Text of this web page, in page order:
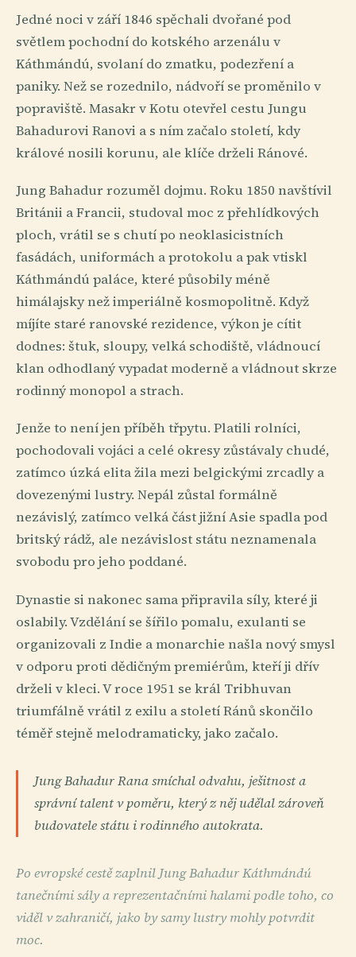
Jedné noci v září 1846 spěchali dvořané pod
světlem pochodní do kotského arzenálu v
Káthmándú, svolaní do zmatku, podezření a
paniky. Než se rozednilo, nádvoří se proměnilo v
popraviště. Masakr v Kotu otevřel cestu Jungu
Bahadurovi Ranovi a s ním začalo století, kdy
králové nosili korunu, ale klíče drželi Ránové.
Jung Bahadur rozuměl dojmu. Roku 1850 navštívil
Británii a Francii, studoval moc z přehlídkových
ploch, vrátil se s chutí po neoklasicistních
fasádách, uniformách a protokolu a pak vtiskl
Káthmándú paláce, které působily méně
himálajsky než imperiálně kosmopolitně. Když
míjíte staré ranovské rezidence, výkon je cítit
dodnes: štuk, sloupy, velká schodiště, vládnoucí
klan odhodlaný vypadat moderně a vládnout skrze
rodinný monopol a strach.
Jenže to není jen příběh třpytu. Platili rolníci,
pochodovali vojáci a celé okresy zůstávaly chudé,
zatímco úzká elita žila mezi belgickými zrcadly a
dovezenými lustry. Nepál zůstal formálně
nezávislý, zatímco velká část jižní Asie spadla pod
britský rádž, ale nezávislost státu neznamenala
svobodu pro jeho poddané.
Dynastie si nakonec sama připravila síly, které ji
oslabily. Vzdělání se šířilo pomalu, exulanti se
organizovali z Indie a monarchie našla nový smysl
v odporu proti dědičným premiérům, kteří ji dřív
drželi v kleci. V roce 1951 se král Tribhuvan
triumfálně vrátil z exilu a století Ránů skončilo
téměř stejně melodramaticky, jako začalo.
Jung Bahadur Rana smíchal odvahu, ješitnost a
správní talent v poměru, který z něj udělal zároveň
budovatele státu i rodinného autokrata.
Po evropské cestě zaplnil Jung Bahadur Káthmándú
tanečními sály a reprezentačními halami podle toho, co
viděl v zahraničí, jako by samy lustry mohly potvrdit
moc.